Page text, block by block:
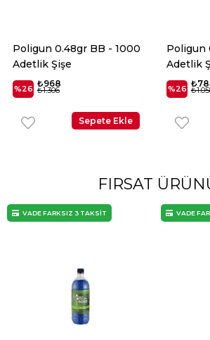
Poligun 0.48gr BB - 1000
Adetlik Şişe
%26 ₺968
₺1.306
Sepete Ekle
Poligun
Adetlik
%26
FIRSAT
VADE FARKSIZ 3 TAKSİT VADE